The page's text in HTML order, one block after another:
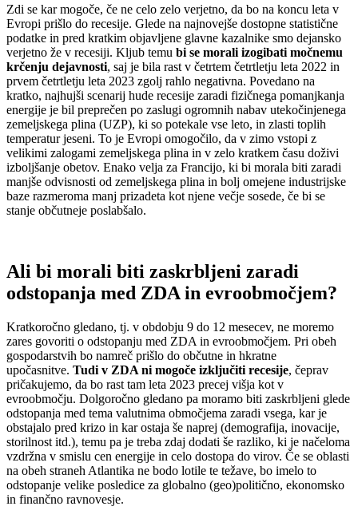
Zdi se kar mogoče, če ne celo zelo verjetno, da bo na koncu leta v
Evropi prišlo do recesije. Glede na najnovejše dostopne statistične
podatke in pred kratkim objavljene glavne kazalnike smo dejansko
verjetno že v recesiji. Kljub temu bi se morali izogibati močnemu
krčenju dejavnosti, saj je bila rast v četrtem četrtletju leta 2022 in
prvem četrtletju leta 2023 zgolj rahlo negativna. Povedano na
kratko, najhujši scenarij hude recesije zaradi fizičnega pomanjkanja
energije je bil preprečen po zaslugi ogromnih nabav utekočinjenega
zemeljskega plina (UZP), ki so potekale vse leto, in zlasti toplih
temperatur jeseni. To je Evropi omogočilo, da v zimo vstopi z
velikimi zalogami zemeljskega plina in v zelo kratkem času doživi
izboljšanje obetov. Enako velja za Francijo, ki bi morala biti zaradi
manjše odvisnosti od zemeljskega plina in bolj omejene industrijske
baze razmeroma manj prizadeta kot njene večje sosede, če bi se
stanje občutneje poslabšalo.
Ali bi morali biti zaskrbljeni zaradi
odstopanja med ZDA in evroobmočjem?
Kratkoročno gledano, tj. v obdobju 9 do 12 mesecev, ne moremo
zares govoriti o odstopanju med ZDA in evroobmočjem. Pri obeh
gospodarstvih bo namreč prišlo do občutne in hkratne
upočasnitve. Tudi v ZDA ni mogoče izključiti recesije, čeprav
pričakujemo, da bo rast tam leta 2023 precej višja kot v
evroobmočju. Dolgoročno gledano pa moramo biti zaskrbljeni glede
odstopanja med tema valutnima območjema zaradi vsega, kar je
obstajalo pred krizo in kar ostaja še naprej (demografija, inovacije,
storilnost itd.), temu pa je treba zdaj dodati še razliko, ki je načeloma
vzdržna v smislu cen energije in celo dostopa do virov. Če se oblasti
na obeh straneh Atlantika ne bodo lotile te težave, bo imelo to
odstopanje velike posledice za globalno (geo)politično, ekonomsko
in finančno ravnovesje.